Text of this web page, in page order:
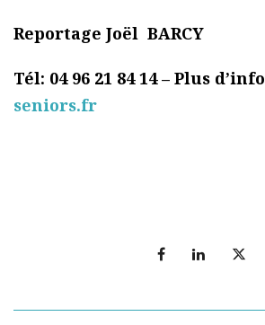
Reportage Joël BARCY
Tél: 04 96 21 84 14 – Plus d’info
seniors.fr